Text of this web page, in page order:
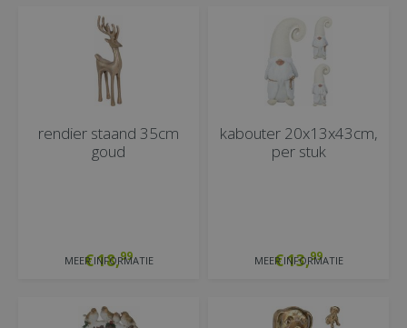
rendier staand 35cm
goud
€18,99
MEER INFORMATIE
kabouter 20x13x43cm,
per stuk
€13,99
MEER INFORMATIE